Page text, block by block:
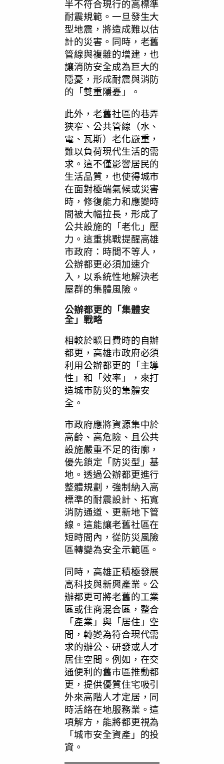
半不符合現行的高標準
耐震規範。一旦發生大
型地震，將造成難以估
計的災害。同時，老舊
管線與複雜的增建，也
讓消防安全成為巨大的
隱憂，形成耐震與消防
的「雙重隱憂」。
此外，老舊社區的巷弄
狹窄、公共管線（水、
電、瓦斯）老化嚴重，
難以負荷現代生活的需
求。這不僅影響居民的
生活品質，也使得城市
在面對極端氣候或災害
時，修復能力和應變時
間被大幅拉長，形成了
公共設施的「老化」壓
力。這重挑戰提醒高雄
市政府：時間不等人，
公辦都更必須加速介
入，以系統性地解決老
屋群的集體風險。
公辦都更的「集體安
全」戰略
相較於曠日費時的自辦
都更，高雄市政府必須
利用公辦都更的「主導
性」和「效率」，來打
造城市防災的集體安
全。
市政府應將資源集中於
高齡、高危險、且公共
設施嚴重不足的街廓，
優先鎖定「防災型」基
地。透過公辦都更進行
整體規劃，強制納入高
標準的耐震設計、拓寬
消防通道、更新地下管
線。這能讓老舊社區在
短時間內，從防災風險
區轉變為安全示範區。
同時，高雄正積極發展
高科技與新興產業。公
辦都更可將老舊的工業
區或住商混合區，整合
「產業」與「居住」空
間，轉變為符合現代需
求的辦公、研發或人才
居住空間。例如，在交
通便利的舊市區推動都
更，提供優質住宅吸引
外來高階人才定居，同
時活絡在地服務業。這
項解方，能將都更視為
「城市安全資產」的投
資。